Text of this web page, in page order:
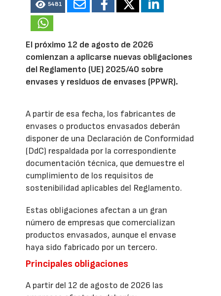
5481
El próximo 12 de agosto de 2026
comienzan a aplicarse nuevas obligaciones
del Reglamento (UE) 2025/40 sobre
envases y residuos de envases (PPWR).
A partir de esa fecha, los fabricantes de
envases o productos envasados deberán
disponer de una Declaración de Conformidad
(DdC) respaldada por la correspondiente
documentación técnica, que demuestre el
cumplimiento de los requisitos de
sostenibilidad aplicables del Reglamento.
Estas obligaciones afectan a un gran
número de empresas que comercializan
productos envasados, aunque el envase
haya sido fabricado por un tercero.
Principales obligaciones
A partir del 12 de agosto de 2026 las